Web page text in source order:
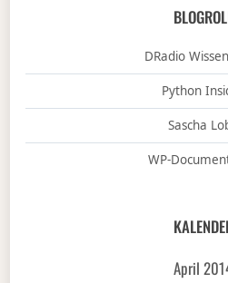
DRadio
Python
Sascha
WP-
April